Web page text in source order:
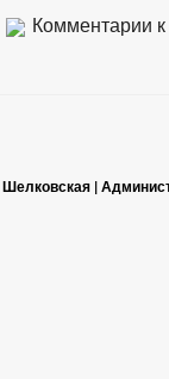
Комментарии
Шелковская |